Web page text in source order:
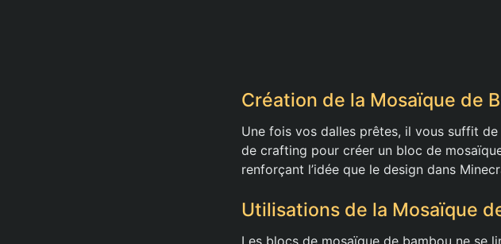
Création de la Mosaïque de
Une fois vos dalles prêtes, il vous suffit
de crafting pour créer un bloc de
renforçant l’idée que le design dans
Utilisations de la Mosaïque
Les blocs de mosaïque de bambou ne se